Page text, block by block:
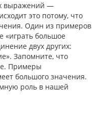
выражений —
это потому, что
Один из примеров
«играть большое
двух других:
Запомните, что
Примеры
большого значения.
роль в нашей